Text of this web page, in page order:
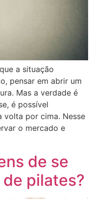
a situação
pensar em abrir um
Mas a verdade é
é possível
volta por cima. Nesse
o mercado e
de se
pilates?